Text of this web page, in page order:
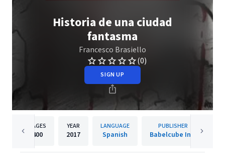
Historia de una ciudad
fantasma
Francesco Brasiello
(0)
SIGN UP
PAGES
400
YEAR
2017
LANGUAGE
Spanish
PUBLISHER
Babelcube Inc.